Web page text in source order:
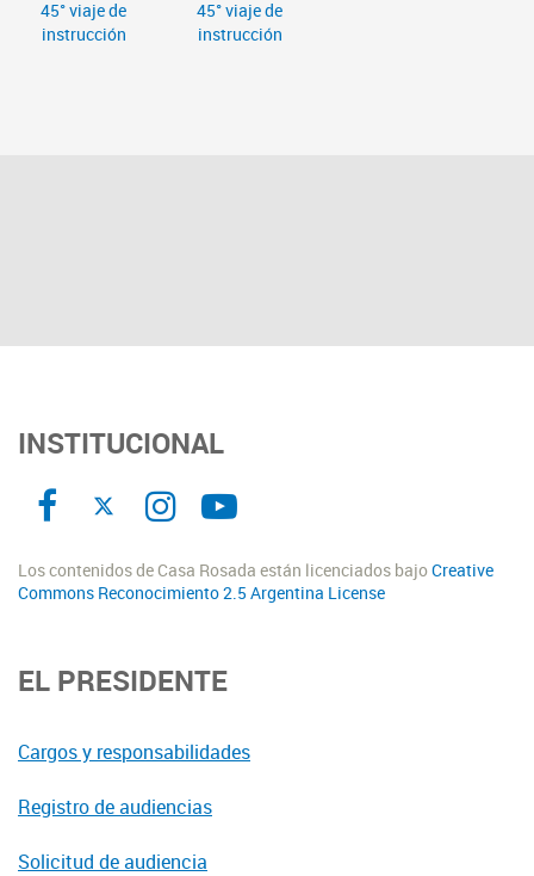
INSTITUCIONAL
Los contenidos de Casa Rosada están licenciados bajoCreative
Commons Reconocimiento 2.5 Argentina License
EL PRESIDENTE
Cargos y responsabilidades
Registro de audiencias
Solicitud de audiencia